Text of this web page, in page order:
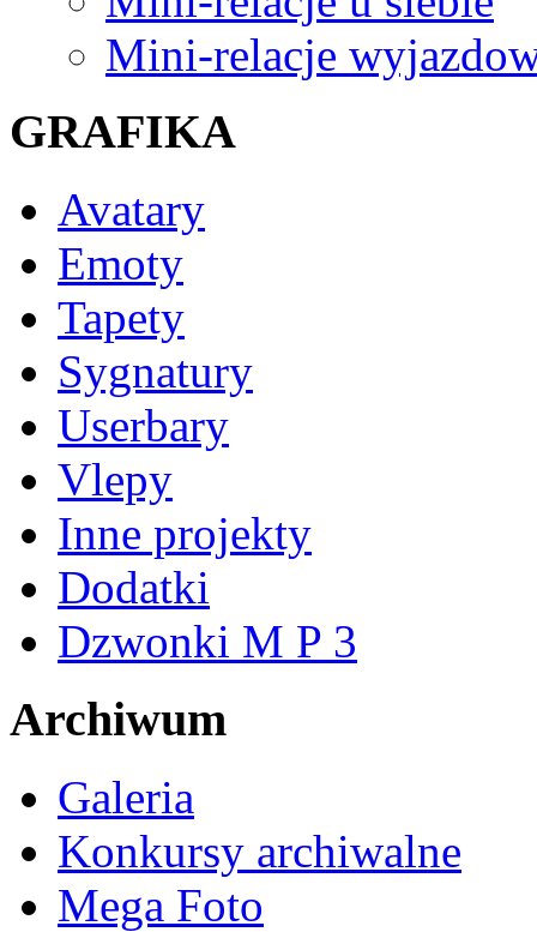
Mini-relacje
GRAFIKA
Avatary
Emoty
Tapety
Sygnatury
Userbary
Vlepy
Inne projekty
Dodatki
Dzwonki M P 3
Archiwum
Galeria
Konkursy archiwalne
Mega Foto